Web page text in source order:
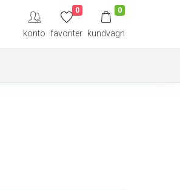
konto
0
favoriter
0
kundvagn